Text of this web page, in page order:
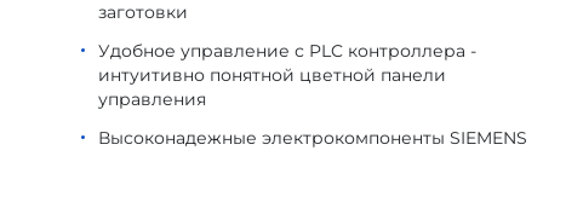
заготовки
Удобное управление с PLC контроллера -
интуитивно понятной цветной панели
управления
Высоконадежные электрокомпоненты SIEMENS